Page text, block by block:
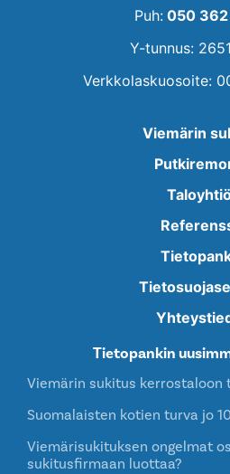
Puh: 050
Y-tunnus:
Verkkolaskuosoite:
Viemärin
Tietopankin
Viemärin sukitus kerrostaloon
Suomalaisten kotien turva jo
Viemärisukituksen ongelmat
sukitusfirmaan luottaa?